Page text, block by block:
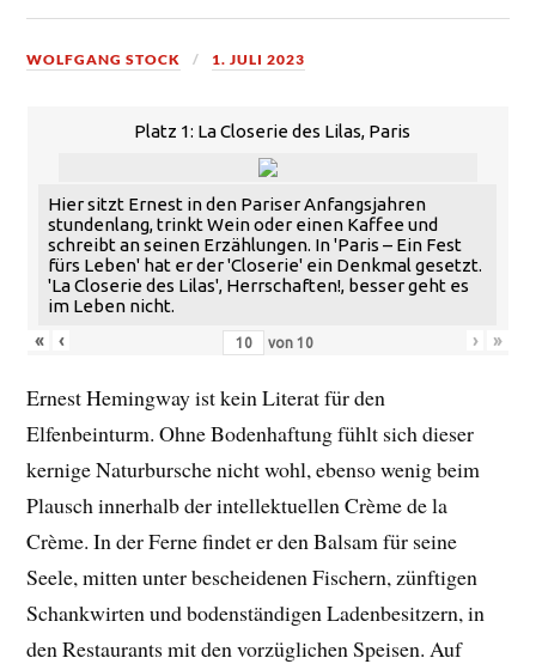
WOLFGANG STOCK 1. JULI 2023
Platz 1: La Closerie des Lilas, Paris
Hier sitzt Ernest in den Pariser Anfangsjahren
stundenlang, trinkt Wein oder einen Kaffee und
schreibt an seinen Erzählungen. In 'Paris – Ein Fest
fürs Leben' hat er der 'Closerie' ein Denkmal gesetzt.
'La Closerie des Lilas', Herrschaften!, besser geht es
im Leben nicht.
«
‹ von 10 › »
Ernest Hemingway ist kein Literat für den
Elfenbeinturm. Ohne Bodenhaftung fühlt sich dieser
kernige Naturbursche nicht wohl, ebenso wenig beim
Plausch innerhalb der intellektuellen Crème de la
Crème. In der Ferne findet er den Balsam für seine
Seele, mitten unter bescheidenen Fischern, zünftigen
Schankwirten und bodenständigen Ladenbesitzern, in
den Restaurants mit den vorzüglichen Speisen. Auf